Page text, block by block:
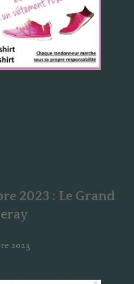
2023 : Le Grand
2023